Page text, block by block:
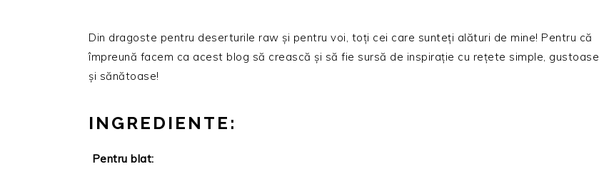
Din dragoste pentru deserturile raw și pentru voi, toți cei care sunteți alături de mine! Pentru că
împreună facem ca acest blog să crească și să fie sursă de inspirație cu rețete simple, gustoase
și sănătoase!
INGREDIENTE:
Pentru blat: